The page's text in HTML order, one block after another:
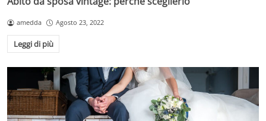
amedda Agosto 23, 2022
Leggi di più